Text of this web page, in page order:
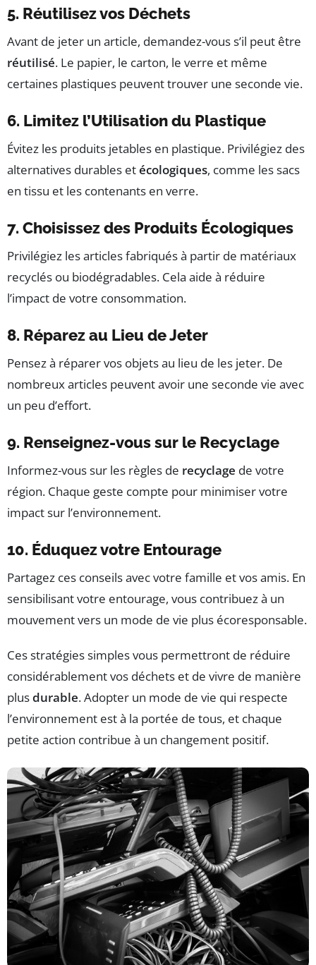
5. Réutilisez vos Déchets
Avant de jeter un article, demandez-vous s’il peut être
réutilisé. Le papier, le carton, le verre et même
certaines plastiques peuvent trouver une seconde vie.
6. Limitez l’Utilisation du Plastique
Évitez les produits jetables en plastique. Privilégiez des
alternatives durables etécologiques, comme les sacs
en tissu et les contenants en verre.
7. Choisissez des Produits Écologiques
Privilégiez les articles fabriqués à partir de matériaux
recyclés ou biodégradables. Cela aide à réduire
l’impact de votre consommation.
8. Réparez au Lieu de Jeter
Pensez à réparer vos objets au lieu de les jeter. De
nombreux articles peuvent avoir une seconde vie avec
un peu d’effort.
9. Renseignez-vous sur le Recyclage
Informez-vous sur les règles de recyclage de votre
région. Chaque geste compte pour minimiser votre
impact sur l’environnement.
10. Éduquez votre Entourage
Partagez ces conseils avec votre famille et vos amis. En
sensibilisant votre entourage, vous contribuez à un
mouvement vers un mode de vie plus écoresponsable.
Ces stratégies simples vous permettront de réduire
considérablement vos déchets et de vivre de manière
plusdurable. Adopter un mode de vie qui respecte
l’environnement est à la portée de tous, et chaque
petite action contribue à un changement positif.